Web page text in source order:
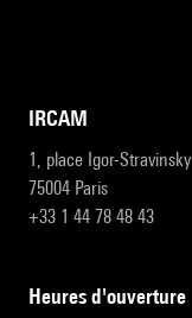
IRCAM
1, place Igor-Stravinsky
75004 Paris
+33 1 44 78 48 43
heures d'ouverture